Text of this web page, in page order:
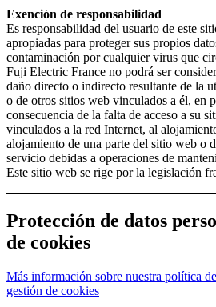
Exención de responsabilidad
Es responsabilidad del usuario de este
apropiadas para proteger sus propios
contaminación por cualquier virus que
Fuji Electric France no podrá ser
daño directo o indirecto resultante de la
o de otros sitios web vinculados a él, en
consecuencia de la falta de acceso a su
vinculados a la red Internet, al
alojamiento de una parte del sitio web o
servicio debidas a operaciones de
Este sitio web se rige por la legislación
Protección de datos
de cookies
Más información sobre nuestra política
gestión de cookies